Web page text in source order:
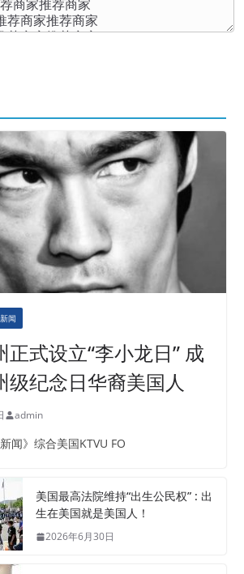
闻
正式设立“李小龙日” 成
级纪念日华裔美国人
admin
闻》综合美国KTVU FO
美国最高法院维持“出生公民权” : 出
生在美国就是美国人！
2026年6月30日